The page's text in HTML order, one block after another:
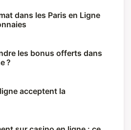
dans les Paris en Ligne
les bonus offerts dans
?
acceptent la